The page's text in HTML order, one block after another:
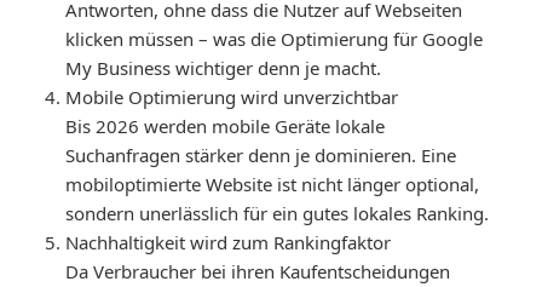
Antworten, ohne dass die Nutzer auf Webseiten
klicken müssen – was die Optimierung für Google
My Business wichtiger denn je macht.
Mobile Optimierung wird unverzichtbar
Bis 2026 werden mobile Geräte lokale
Suchanfragen stärker denn je dominieren. Eine
mobiloptimierte Website ist nicht länger optional,
sondern unerlässlich für ein gutes lokales Ranking.
Nachhaltigkeit wird zum Rankingfaktor
Da Verbraucher bei ihren Kaufentscheidungen